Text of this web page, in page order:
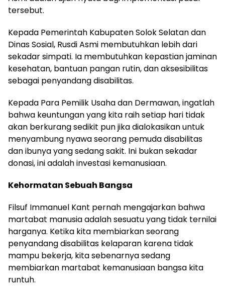
tersebut.
Kepada Pemerintah Kabupaten Solok Selatan dan
Dinas Sosial, Rusdi Asmi membutuhkan lebih dari
sekadar simpati. Ia membutuhkan kepastian jaminan
kesehatan, bantuan pangan rutin, dan aksesibilitas
sebagai penyandang disabilitas.
Kepada Para Pemilik Usaha dan Dermawan, ingatlah
bahwa keuntungan yang kita raih setiap hari tidak
akan berkurang sedikit pun jika dialokasikan untuk
menyambung nyawa seorang pemuda disabilitas
dan ibunya yang sedang sakit. Ini bukan sekadar
donasi, ini adalah investasi kemanusiaan.
Kehormatan Sebuah Bangsa
Filsuf Immanuel Kant pernah mengajarkan bahwa
martabat manusia adalah sesuatu yang tidak ternilai
harganya. Ketika kita membiarkan seorang
penyandang disabilitas kelaparan karena tidak
mampu bekerja, kita sebenarnya sedang
membiarkan martabat kemanusiaan bangsa kita
runtuh.